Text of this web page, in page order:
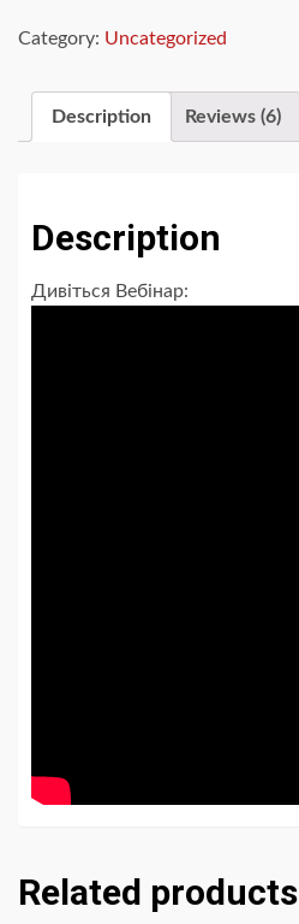
школі.
протистояти.
Поради
Вебінар
Category: Uncategorized
Description Reviews (6)
Description
Дивіться Вебінар:
Related products